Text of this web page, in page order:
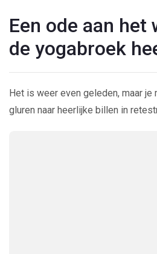
Een ode aan het
de yogabroek
Het is weer even geleden, maar je
gluren naar heerlijke billen in